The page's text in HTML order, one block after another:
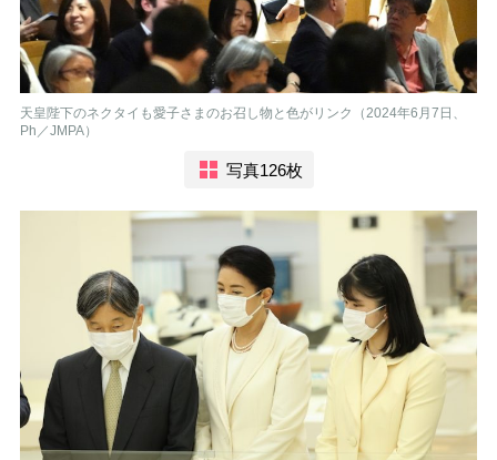
天皇陛下のネクタイも愛子さまのお召し物と色がリンク（2024年6月7日、
Ph／JMPA）
写真126枚